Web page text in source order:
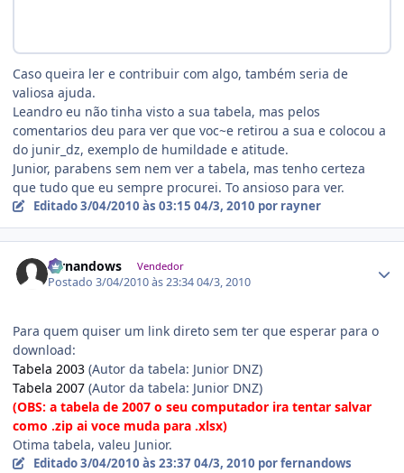
Caso queira ler e contribuir com algo, também seria de
valiosa ajuda.
Leandro eu não tinha visto a sua tabela, mas pelos
comentarios deu para ver que voc~e retirou a sua e colocou a
do junir_dz, exemplo de humildade e atitude.
Junior, parabens sem nem ver a tabela, mas tenho certeza
que tudo que eu sempre procurei. To ansioso para ver.
Editado3/04/2010 às 03:15 04/3, 2010 por rayner
fernandows Vendedor
Postado3/04/2010 às 23:3404/3, 2010
Para quem quiser um link direto sem ter que esperar para o
download:
Tabela 2003 (Autor da tabela: Junior DNZ)
Tabela 2007 (Autor da tabela: Junior DNZ)
(OBS: a tabela de 2007 o seu computador ira tentar salvar
como .zip ai voce muda para .xlsx)
Otima tabela, valeu Junior.
Editado3/04/2010 às 23:3704/3, 2010 por fernandows